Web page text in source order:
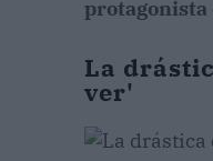
protagonista
La
ver'